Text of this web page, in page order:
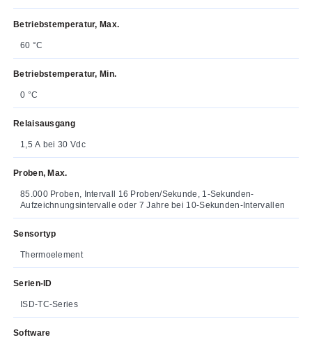
Betriebstemperatur, Max.
60 °C
Betriebstemperatur, Min.
0 °C
Relaisausgang
1,5 A bei 30 Vdc
Proben, Max.
85.000 Proben, Intervall 16 Proben/Sekunde, 1-Sekunden-
Aufzeichnungsintervalle oder 7 Jahre bei 10-Sekunden-Intervallen
Sensortyp
Thermoelement
Serien-ID
ISD-TC-Series
Software